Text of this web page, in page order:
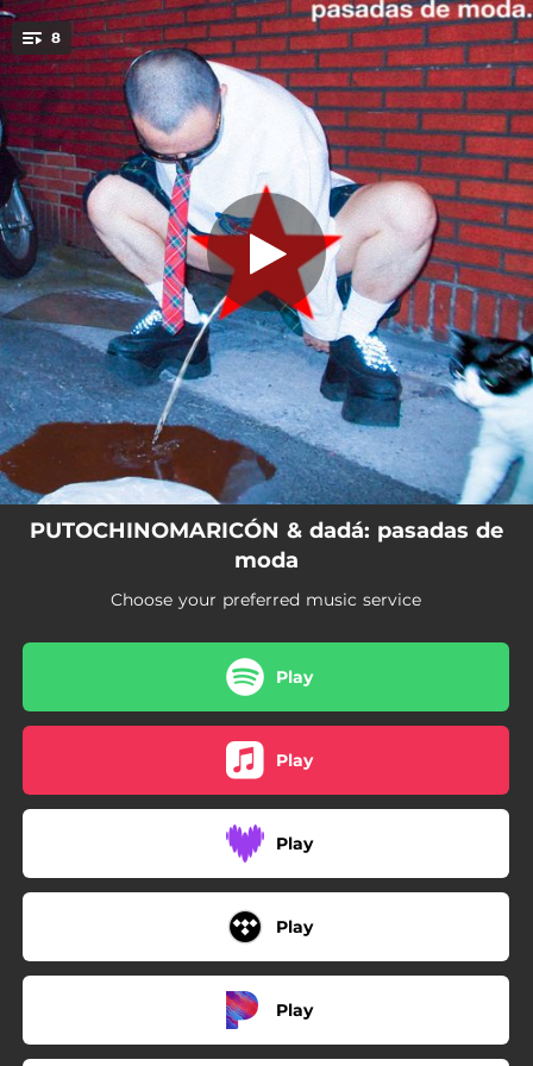
You're all set!
8 soy un idiota
pasadas de moda
--
mamá, quiero ser viral
--
soy un idiota
02:46
arthoe
02:14
bla bla bla
--
tu padre es un facha y tu madre una terf
01:29
la rae (me la trae)
--
pero
--
PUTOCHINOMARICÓN & dadá: pasadas de
moda
Choose your preferred music service
Play
Play
Play
Play
Play
.